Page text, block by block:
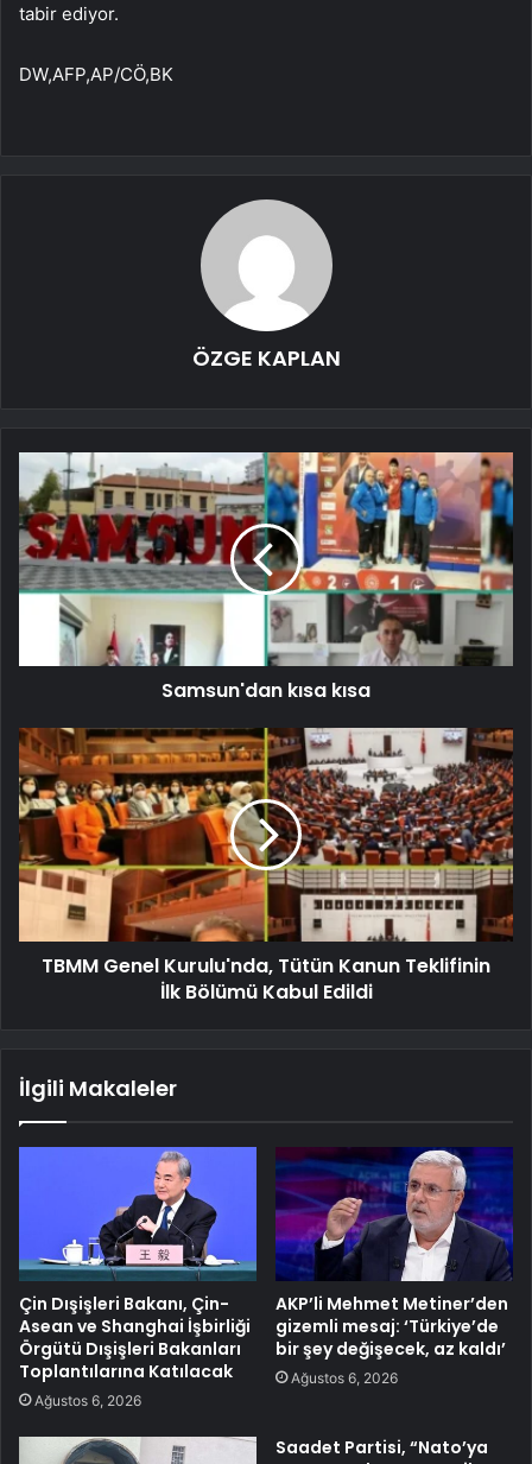
tabir ediyor.
DW,AFP,AP/CÖ,BK
ÖZGE KAPLAN
Samsun'dan kısa kısa
TBMM Genel Kurulu'nda, Tütün Kanun Teklifinin
İlk Bölümü Kabul Edildi
İlgili Makaleler
Çin Dışişleri Bakanı, Çin-
Asean ve Shanghai İşbirliği
Örgütü Dışişleri Bakanları
Toplantılarına Katılacak
Ağustos 6, 2026
AKP’li Mehmet Metiner’den
gizemli mesaj: ‘Türkiye’de
bir şey değişecek, az kaldı’
Ağustos 6, 2026
Saadet Partisi, “Nato’ya